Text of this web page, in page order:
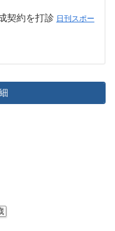
契約を打診 日刊スポー